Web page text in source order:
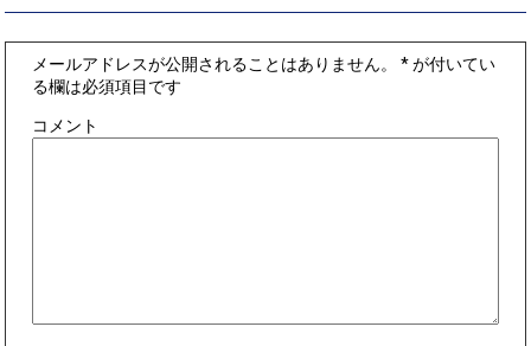
メールアドレスが公開されることはありません。 *が付いてい
る欄は必須項目です
コメント